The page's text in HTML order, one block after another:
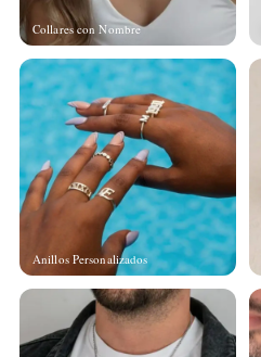
Collares con Nombre
Anillos Personalizados